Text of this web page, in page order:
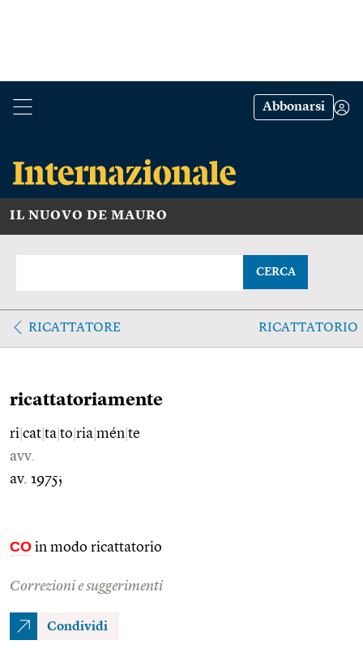
Abbonarsi
IL NUOVO DE MAURO
CERCA
RICATTATORE RICATTATORIO
ricattatoriamente
ri cat ta to ria mén te
avv.
av. 1975;
CO in modo ricattatorio
Correzioni e suggerimenti
Condividi